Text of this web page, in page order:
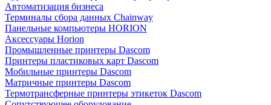
Автоматизация бизнеса
Терминалы сбора данных Chainway
Панельные компьютеры HORION
Аксессуары Horion
Промышленные принтеры Dascom
Принтеры пластиковых карт Dascom
Мобильные принтеры Dascom
Матричные принтеры Dascom
Термотрансферные принтеры этикеток Dascom